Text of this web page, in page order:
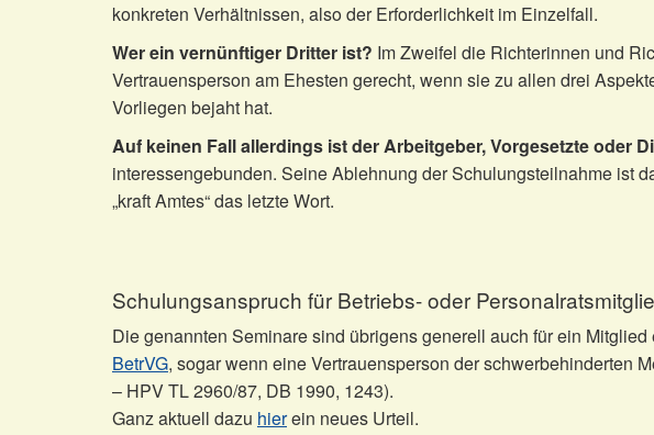
konkreten Verhältnissen, also der Erforderlichkeit im Einzelfall.
Wer ein vernünftiger Dritter ist? Im Zweifel die Richterinnen und
Vertrauensperson am Ehesten gerecht, wenn sie zu allen drei
Vorliegen bejaht hat.
Auf keinen Fall allerdings ist der Arbeitgeber, Vorgesetzte oder
interessengebunden. Seine Ablehnung der Schulungsteilnahme ist
„kraft Amtes“ das letzte Wort.
Schulungsanspruch für Betriebs- oder
Die genannten Seminare sind übrigens generell auch für ein
BetrVG, sogar wenn eine Vertrauensperson der schwerbehinderten
– HPV TL 2960/87, DB 1990, 1243).
Ganz aktuell dazu hierein neues Urteil.